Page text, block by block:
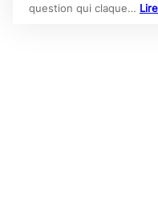
question qui claque…